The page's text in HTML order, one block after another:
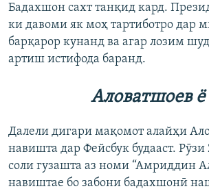
Бадахшон сахт танқид кард.
ки давоми як моҳ тартиботро дар
барқарор кунанд ва агар лозим
артиш истифода баранд.
Аловатшоев ё
Далели дигари мақомот алайҳи
навишта дар Фейсбук будааст.
соли гузашта аз номи “Амриддин
навиштае бо забони бадахшонӣ